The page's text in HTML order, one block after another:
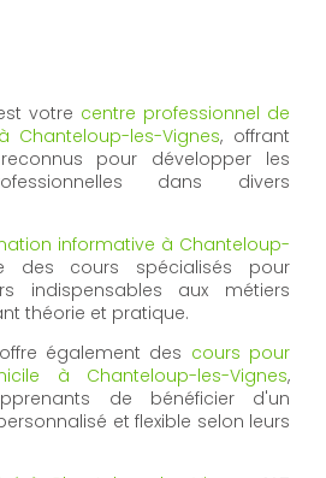
votre
centre professionnel de
Chanteloup-les-Vignes, offrant
pour développer les
dans divers